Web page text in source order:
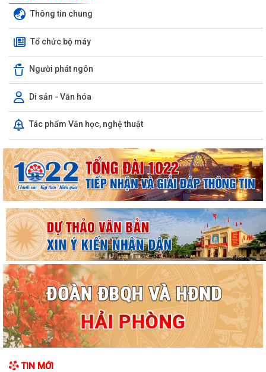
Thông tin chung
Tổ chức bộ máy
Người phát ngôn
Di sản - Văn hóa
Tác phẩm Văn học, nghệ thuật
TIN MỚI
KẾ HOẠCH TRIỂN KHAI CÁC HOẠT ĐỘNG ĐẢM BẢO AN TOÀN VỆ SINH
THỰC PHẨM TRÊN ĐỊA BÀN XÃ NĂM 2026
Kế hoạch Triển khai Đợt cao điểm “ 90 ngày tăng tốc - Về đích khám
sức khoẻ toàn dân năm 2026” trên...
Báo cáo công tác cải cách hành chính tháng 7 năm 2026, nhiệm vụ
trọng tâm tháng 8 năm 2026
CÁC CƠ SỞ GIÁO DỤC MẦM NON, TIỂU HỌC...
LUẬT TRÍ TUỆ NHÂN TẠO
MƯA BÃO
“Ngày hội toàn dân bảo vệ an ninh Tổ quốc” năm 2026 trên địa bàn xã
An Quang
XÃ AN QUANG TỔ CHỨC PHIÊN HỌP LẦN THỨ II BAN ĐẠI DIỆN HỘI
ĐỒNG QUẢN TRỊ NGÂN HÀNG CHÍNH SÁCH XÃ HỘI
"SMART HẢI PHÒNG - CÔNG DÂN THÔNG MINH, THÀNH PHỐ MẠNH
MẼ"
vụ 6 tháng cuối năm 2026